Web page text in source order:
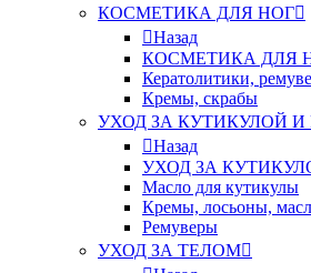
КОСМЕТИКА ДЛЯ НОГ
Назад
КОСМЕТИКА ДЛЯ
Кератолитики,
Кремы, скрабы
УХОД ЗА КУТИКУЛОЙ
Назад
УХОД ЗА
Масло для кутикулы
Кремы, лосьоны,
Ремуверы
УХОД ЗА ТЕЛОМ